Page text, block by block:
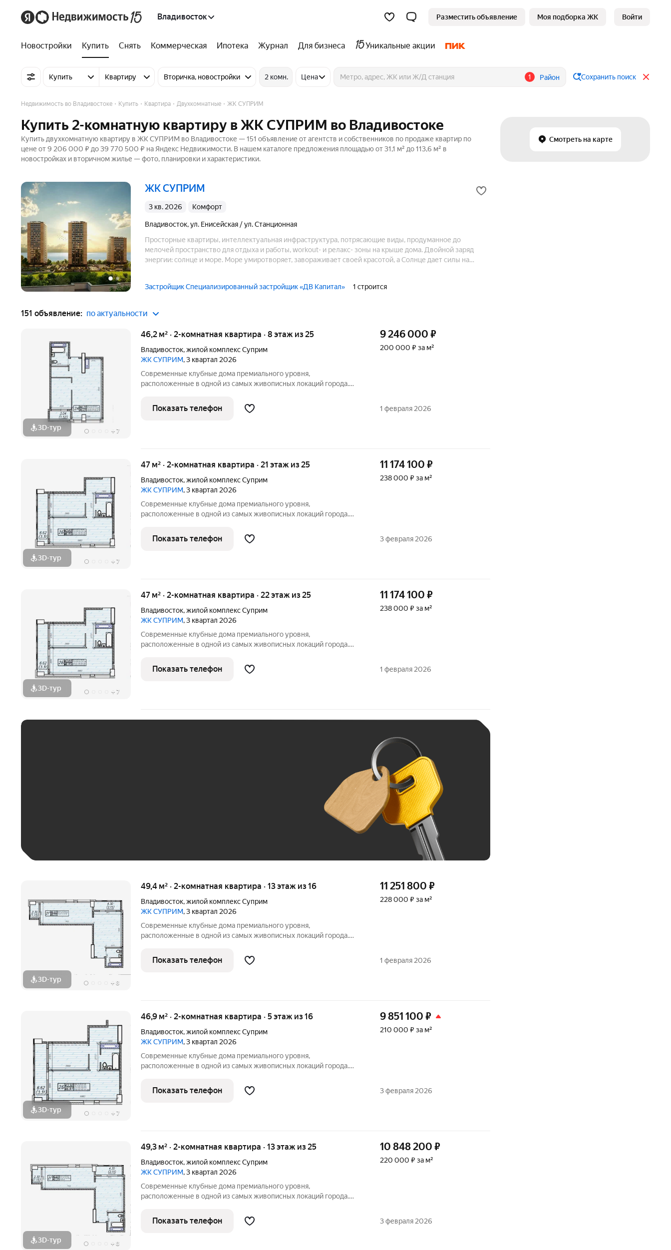
Владивосток Разместить объявление Моя подборка ЖК Войти
Новостройки Купить Снять Коммерческая Ипотека Журнал Для бизнеса Уникальные акции
Купить Квартиру Вторичка, новостройки 2 комн. Цена 1 Район Сохранить поиск
Смотреть на карте
Недвижимость во Владивостоке Купить Квартира Двухкомнатные ЖК СУПРИМ
Купить 2-комнатную квартиру в ЖК СУПРИМ во Владивостоке
Купить двухкомнатную квартиру в ЖК СУПРИМ во Владивостоке — 151 объявление от агентств и собственников по продаже квартир по
цене от 9 206 000 ₽ до 39 770 500 ₽ на Яндекс Недвижимости. В нашем каталоге предложения площадью от 31,1 м² до 113,6 м² в
новостройках и вторичном жилье — фото, планировки и характеристики.
ЖК СУПРИМ
3 кв. 2026 комфорт
Владивосток,ул. Енисейская / ул. Станционная
Просторные квартиры, интеллектуальная инфраструктура, потрясающие виды, продуманное до
мелочей пространство для отдыха и работы, workout- и релакс- зоны на крыше дома. Двойной заряд
энергии: солнце и море. Море умиротворяет, завораживает своей красотой, а Солнце дает силы на
Застройщик Специализированный застройщик «ДВ Капитал» 1 строится
151 объявление: по актуальности
3D-тур + 7
46,2 м² · 2-комнатная квартира · 8 этаж из 25
Владивосток,жилой комплекс Суприм
ЖК СУПРИМ, 3 квартал 2026
Современные клубные дома премиального уровня,
расположенные в одной из самых живописных локаций города.
зеленые аллеи и окна с видом на морской пейзаж - синергия
солнца и моря для лучшей жизни.
9 246 000 ₽
200 000 ₽ за м²
Показать телефон 1 февраля 2026
3D-тур + 7
47 м² · 2-комнатная квартира · 21 этаж из 25
Владивосток,жилой комплекс Суприм
ЖК СУПРИМ, 3 квартал 2026
Современные клубные дома премиального уровня,
расположенные в одной из самых живописных локаций города.
зеленые аллеи и окна с видом на морской пейзаж - синергия
солнца и моря для лучшей жизни.
11 174 100 ₽
238 000 ₽ за м²
Показать телефон 3 февраля 2026
3D-тур + 7
47 м² · 2-комнатная квартира · 22 этаж из 25
Владивосток,жилой комплекс Суприм
ЖК СУПРИМ, 3 квартал 2026
Современные клубные дома премиального уровня,
расположенные в одной из самых живописных локаций города.
зеленые аллеи и окна с видом на морской пейзаж - синергия
солнца и моря для лучшей жизни.
11 174 100 ₽
238 000 ₽ за м²
Показать телефон 1 февраля 2026
3D-тур + 8
49,4 м² · 2-комнатная квартира · 13 этаж из 16
Владивосток,жилой комплекс Суприм
ЖК СУПРИМ, 3 квартал 2026
Современные клубные дома премиального уровня,
расположенные в одной из самых живописных локаций города.
зеленые аллеи и окна с видом на морской пейзаж - синергия
солнца и моря для лучшей жизни.
11 251 800 ₽
228 000 ₽ за м²
Показать телефон 1 февраля 2026
3D-тур + 7
46,9 м² · 2-комнатная квартира · 5 этаж из 16
Владивосток,жилой комплекс Суприм
ЖК СУПРИМ, 3 квартал 2026
Современные клубные дома премиального уровня,
расположенные в одной из самых живописных локаций города.
зеленые аллеи и окна с видом на морской пейзаж - синергия
солнца и моря для лучшей жизни.
9 851 100 ₽
210 000 ₽ за м²
Показать телефон 3 февраля 2026
3D-тур + 8
49,3 м² · 2-комнатная квартира · 13 этаж из 25
Владивосток,жилой комплекс Суприм
ЖК СУПРИМ, 3 квартал 2026
Современные клубные дома премиального уровня,
расположенные в одной из самых живописных локаций города.
зеленые аллеи и окна с видом на морской пейзаж - синергия
солнца и моря для лучшей жизни.
10 848 200 ₽
220 000 ₽ за м²
Показать телефон 3 февраля 2026